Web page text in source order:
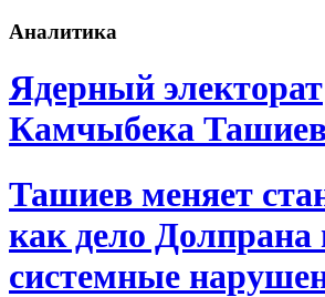
Аналитика
Ядерный электорат
Камчыбека
Ташиев меняет
как дело
системные